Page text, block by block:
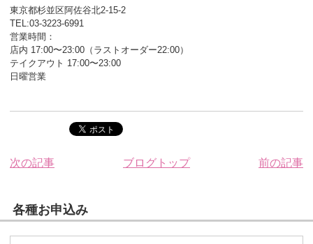
東京都杉並区阿佐谷北2-15-2
TEL:03-3223-6991
営業時間：
店内 17:00〜23:00（ラストオーダー22:00）
テイクアウト 17:00〜23:00
日曜営業
次の記事 ブログトップ 前の記事
各種お申込み